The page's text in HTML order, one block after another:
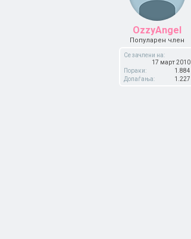
OzzyAngel
Популарен член
Се зачлени на:
17 март 2010
Пораки:
1.884
Допаѓања:
1.227